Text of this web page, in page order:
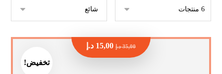
تخفيض!
35,00 د.إ 15,00 د.إ